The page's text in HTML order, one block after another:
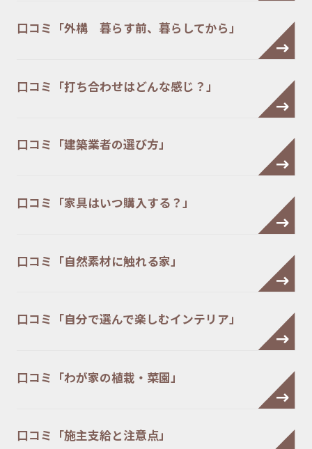
口コミ「外構 暮らす前、暮らしてから」
口コミ「打ち合わせはどんな感じ？」
口コミ「建築業者の選び方」
口コミ「家具はいつ購入する？」
口コミ「自然素材に触れる家」
口コミ「自分で選んで楽しむインテリア」
口コミ「わが家の植栽・菜園」
口コミ「施主支給と注意点」